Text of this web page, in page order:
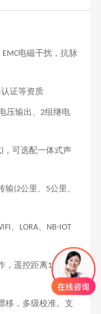
EMC电磁干扰，抗脉
证等资质
压输出、 2组继电
)，可选配一体式声
输(2公里、 5公里、
、 LORA、 NB-IOT
，遥控距离15
米，
移，多级校准。支